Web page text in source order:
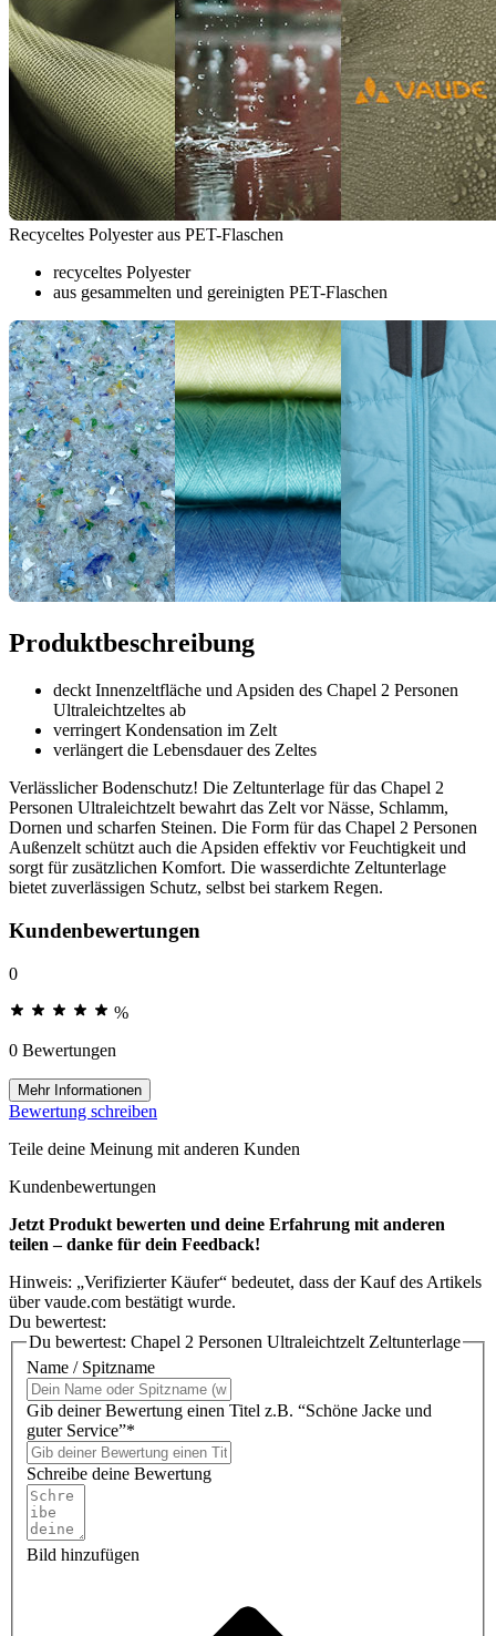
Recyceltes Polyester aus PET-Flaschen
recyceltes Polyester
aus gesammelten und gereinigten PET-Flaschen
Produktbeschreibung
deckt Innenzeltfläche und Apsiden des Chapel 2 Personen
Ultraleichtzeltes ab
verringert Kondensation im Zelt
verlängert die Lebensdauer des Zeltes
Verlässlicher Bodenschutz! Die Zeltunterlage für das Chapel 2
Personen Ultraleichtzelt bewahrt das Zelt vor Nässe, Schlamm,
Dornen und scharfen Steinen. Die Form für das Chapel 2 Personen
Außenzelt schützt auch die Apsiden effektiv vor Feuchtigkeit und
sorgt für zusätzlichen Komfort. Die wasserdichte Zeltunterlage
bietet zuverlässigen Schutz, selbst bei starkem Regen.
Kundenbewertungen
0
%
0 Bewertungen
Mehr Informationen
Bewertung schreiben
Teile deine Meinung mit anderen Kunden
Kundenbewertungen
Jetzt Produkt bewerten und deine Erfahrung mit anderen
teilen – danke für dein Feedback!
Hinweis: „Verifizierter Käufer“ bedeutet, dass der Kauf des Artikels
über vaude.com bestätigt wurde.
Du bewertest:
Du bewertest: Chapel 2 Personen Ultraleichtzelt Zeltunterlage
Name / Spitzname
Gib deiner Bewertung einen Titel z.B. “Schöne Jacke und
guter Service”*
Schreibe deine Bewertung
Bild hinzufügen